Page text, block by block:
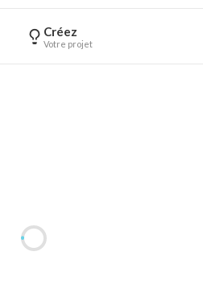
Créez
Votre projet